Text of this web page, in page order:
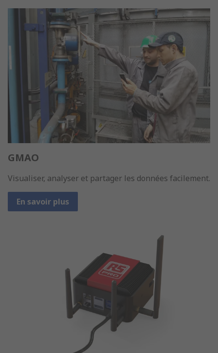
GMAO
Visualiser, analyser et partager les données facilement.
En savoir plus